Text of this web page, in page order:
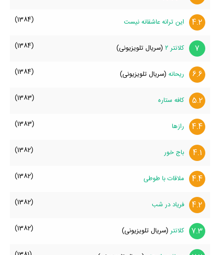
4.2 این ترانه عاشقانه نیست (1384)
7 کلانتر ۲ (سریال تلویزیونی) (1384)
6.6 ریحانه (سریال تلویزیونی) (1384)
5.2 کافه ستاره (1383)
4.4 رازها (1383)
4.1 باج خور (1382)
4.4 ملاقات با طوطی (1382)
4.2 فریاد در شب (1382)
7.3 کلانتر (سریال تلویزیونی) (1382)